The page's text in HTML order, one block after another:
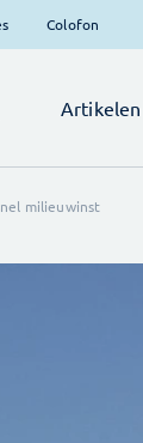
Colofon
Artikelen
milieuwinst